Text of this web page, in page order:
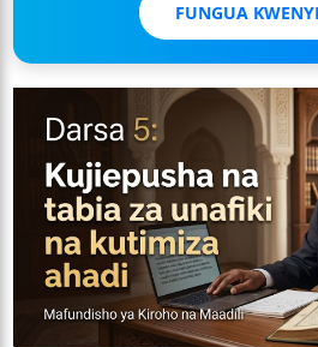
FUNGUA